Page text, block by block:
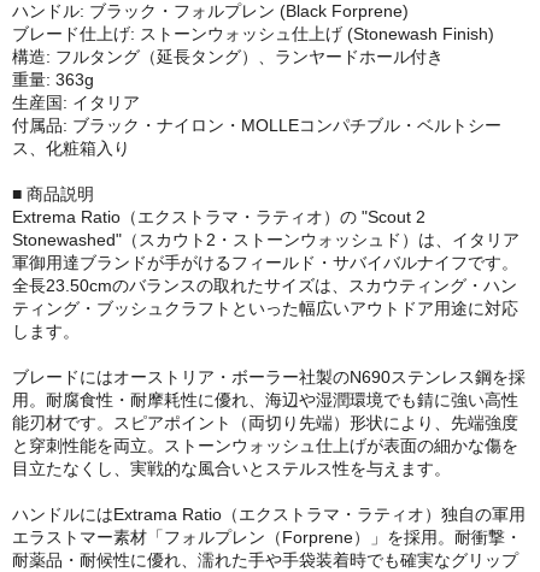
ハンドル: ブラック・フォルプレン (Black Forprene)
ブレード仕上げ: ストーンウォッシュ仕上げ (Stonewash Finish)
構造: フルタング（延長タング）、ランヤードホール付き
重量: 363g
生産国: イタリア
付属品: ブラック・ナイロン・MOLLEコンパチブル・ベルトシー
ス、化粧箱入り
■ 商品説明
Extrema Ratio（エクストラマ・ラティオ）の "Scout 2
Stonewashed"（スカウト2・ストーンウォッシュド）は、イタリア
軍御用達ブランドが手がけるフィールド・サバイバルナイフです。
全長23.50cmのバランスの取れたサイズは、スカウティング・ハン
ティング・ブッシュクラフトといった幅広いアウトドア用途に対応
します。
ブレードにはオーストリア・ボーラー社製のN690ステンレス鋼を採
用。耐腐食性・耐摩耗性に優れ、海辺や湿潤環境でも錆に強い高性
能刃材です。スピアポイント（両切り先端）形状により、先端強度
と穿刺性能を両立。ストーンウォッシュ仕上げが表面の細かな傷を
目立たなくし、実戦的な風合いとステルス性を与えます。
ハンドルにはExtrama Ratio（エクストラマ・ラティオ）独自の軍用
エラストマー素材「フォルプレン（Forprene）」を採用。耐衝撃・
耐薬品・耐候性に優れ、濡れた手や手袋装着時でも確実なグリップ